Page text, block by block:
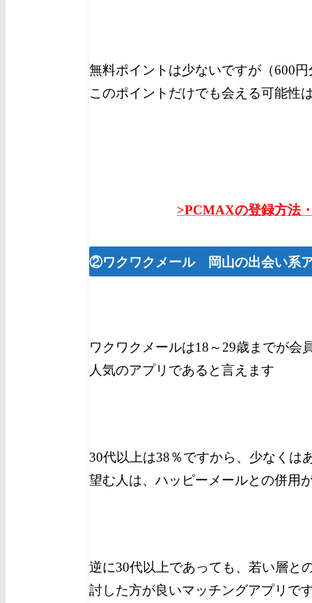
無料ポイントは少ないですが（600
このポイントだけでも会える可能性
>PCMAXの登録方法
②ワクワクメール 岡山の出会い系
ワクワクメールは18～29歳までが会
人気のアプリであると言えます
30代以上は38％ですから、少なくは
望む人は、ハッピーメールとの併用
逆に30代以上であっても、若い層と
討した方が良いマッチングアプリで